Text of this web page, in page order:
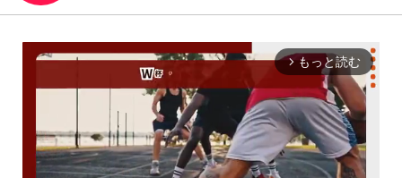
arrow_forward_ios もっと読む